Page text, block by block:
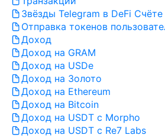
Звёзды Telegram в DeFi Счёте
Отправка токенов
Доход
Доход на GRAM
Доход на USDe
Доход на Золото
Доход на Ethereum
Доход на Bitcoin
Доход на USDT с Morpho
Доход на USDT с Re7 Labs